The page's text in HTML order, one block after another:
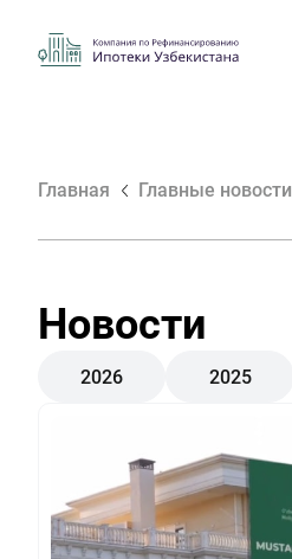
Главная Главные новости
Новости
2026 2025